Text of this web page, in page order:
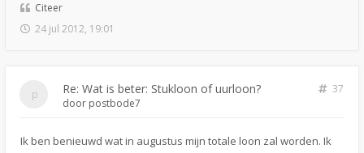
Citeer
24 jul 2012, 19:01
Re: Wat is beter: Stukloon of uurloon?
37
door postbode7
Ik ben benieuwd wat in augustus mijn totale loon zal worden. Ik